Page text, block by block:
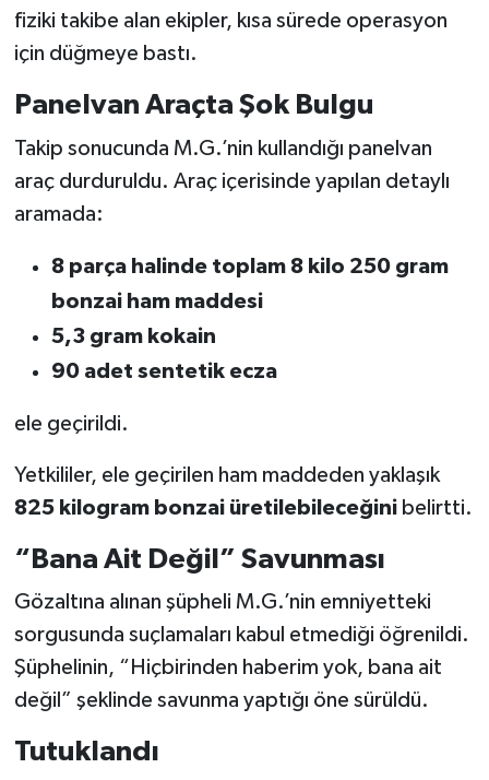
fiziki takibe alan ekipler, kısa sürede operasyon
için düğmeye bastı.
Panelvan Araçta Şok Bulgu
Takip sonucunda M.G.’nin kullandığı panelvan
araç durduruldu. Araç içerisinde yapılan detaylı
aramada:
8 parça halinde toplam 8 kilo 250 gram
bonzai ham maddesi
5,3 gram kokain
90 adet sentetik ecza
ele geçirildi.
Yetkililer, ele geçirilen ham maddeden yaklaşık
825 kilogram bonzai üretilebileceğinibelirtti.
“Bana Ait Değil” Savunması
Gözaltına alınan şüpheli M.G.’nin emniyetteki
sorgusunda suçlamaları kabul etmediği öğrenildi.
Şüphelinin, “Hiçbirinden haberim yok, bana ait
değil” şeklinde savunma yaptığı öne sürüldü.
Tutuklandı